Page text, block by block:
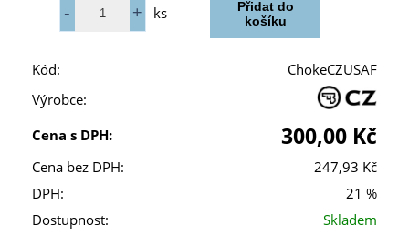
ks
Kód:
ChokeCZUSAF
Výrobce:
Cena s DPH:
300,00 Kč
Cena bez DPH:
247,93 Kč
DPH:
21 %
Dostupnost:
Skladem